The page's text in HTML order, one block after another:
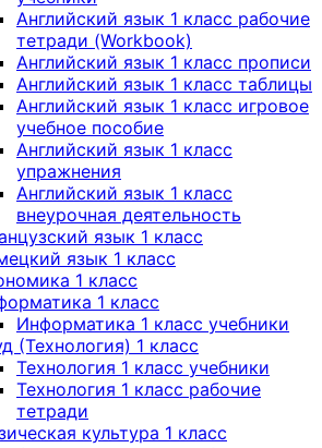
Английский язык 1 класс рабочие
тетради (Workbook)
Английский язык 1 класс прописи
Английский язык 1 класс таблицы
Английский язык 1 класс игровое
учебное пособие
Английский язык 1 класс
упражнения
Английский язык 1 класс
внеурочная деятельность
язык 1 класс
язык 1 класс
1 класс
1 класс
Информатика 1 класс учебники
(Технология) 1 класс
Технология 1 класс учебники
Технология 1 класс рабочие
тетради
культура 1 класс